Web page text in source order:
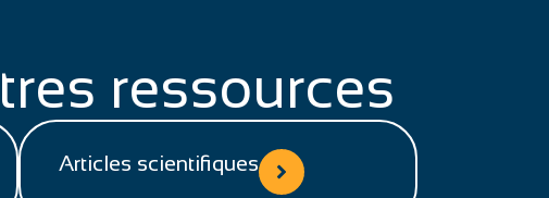
ressources
Articles scientifiques